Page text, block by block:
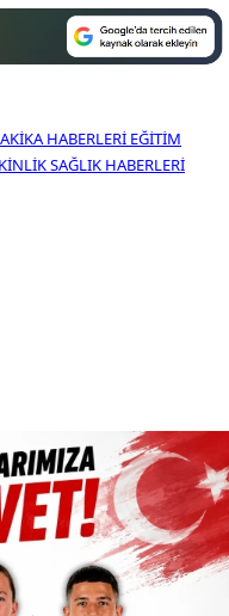
HABERLERI EĞITIM
SAĞLIK HABERLERI